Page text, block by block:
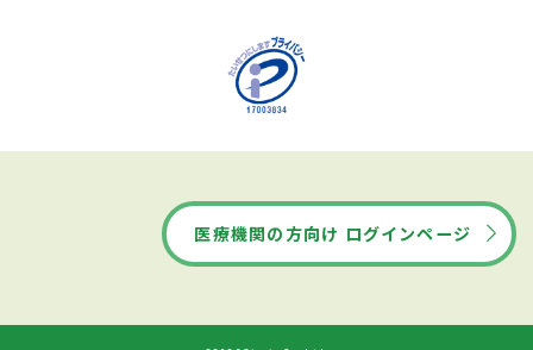
医療機関の方向け ログインページ